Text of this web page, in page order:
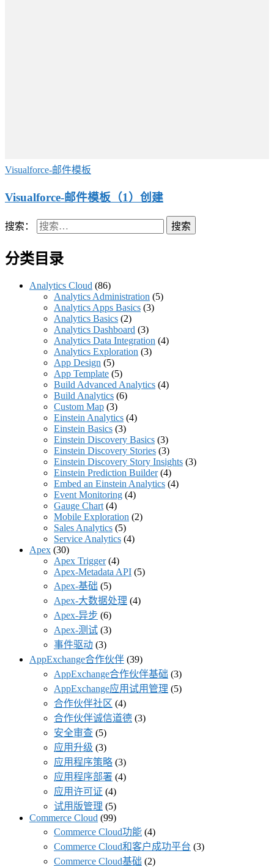
Visualforce-邮件模板
Visualforce-邮件模板（1）创建
搜索：
分类目录
Analytics Cloud (86)
Analytics Administration (5)
Analytics Apps Basics (3)
Analytics Basics (2)
Analytics Dashboard (3)
Analytics Data Integration (4)
Analytics Exploration (3)
App Design (5)
App Template (5)
Build Advanced Analytics (4)
Build Analytics (6)
Custom Map (3)
Einstein Analytics (4)
Einstein Basics (3)
Einstein Discovery Basics (3)
Einstein Discovery Stories (3)
Einstein Discovery Story Insights (3)
Einstein Prediction Builder(4)
Embed an Einstein Analytics (4)
Event Monitoring (4)
Gauge Chart (4)
Mobile Exploration (2)
Sales Analytics (5)
Service Analytics (4)
Apex (30)
Apex Trigger(4)
Apex-Metadata API (5)
Apex-基础 (5)
Apex-大数据处理 (4)
Apex-异步 (6)
Apex-测试 (3)
事件驱动 (3)
AppExchange合作伙伴 (39)
AppExchange合作伙伴基础 (3)
AppExchange应用试用管理 (5)
合作伙伴社区 (4)
合作伙伴诚信道德 (3)
安全审查 (5)
应用升级 (3)
应用程序策略 (3)
应用程序部署 (4)
应用许可证 (4)
试用版管理 (5)
Commerce Cloud (99)
Commerce Cloud功能 (4)
Commerce Cloud和客户成功平台 (3)
Commerce Cloud基础 (2)